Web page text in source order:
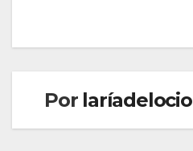
Por laríadelocio